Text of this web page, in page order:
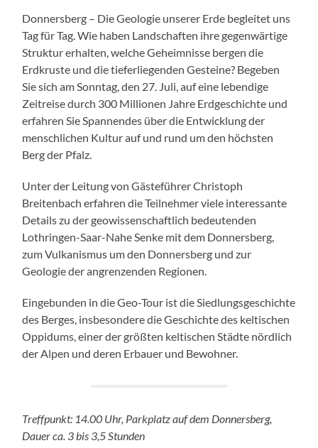
Donnersberg – Die Geologie unserer Erde begleitet uns
Tag für Tag. Wie haben Landschaften ihre gegenwärtige
Struktur erhalten, welche Geheimnisse bergen die
Erdkruste und die tieferliegenden Gesteine? Begeben
Sie sich am Sonntag, den 27. Juli, auf eine lebendige
Zeitreise durch 300 Millionen Jahre Erdgeschichte und
erfahren Sie Spannendes über die Entwicklung der
menschlichen Kultur auf und rund um den höchsten
Berg der Pfalz.
Unter der Leitung von Gästeführer Christoph
Breitenbach erfahren die Teilnehmer viele interessante
Details zu der geowissenschaftlich bedeutenden
Lothringen-Saar-Nahe Senke mit dem Donnersberg,
zum Vulkanismus um den Donnersberg und zur
Geologie der angrenzenden Regionen.
Eingebunden in die Geo-Tour ist die Siedlungsgeschichte
des Berges, insbesondere die Geschichte des keltischen
Oppidums, einer der größten keltischen Städte nördlich
der Alpen und deren Erbauer und Bewohner.
Treffpunkt: 14.00 Uhr, Parkplatz auf dem Donnersberg,
Dauer ca. 3 bis 3,5 Stunden